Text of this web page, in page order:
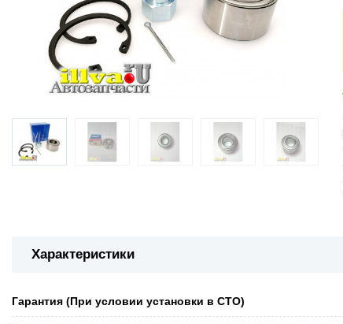
Характеристики
Гарантия (При условии установки в СТО)